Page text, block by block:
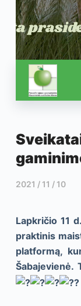
2021 / 11 / 10
Lapkričio 11
praktinis
platformą,
Šabajevienė.